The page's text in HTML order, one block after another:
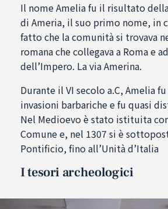
Il nome Amelia fu il risultato
di Ameria, il suo primo nome, in
fatto che la comunità si trovava
romana che collegava a Roma e
dell’Impero. La via Amerina.
Durante il VI secolo a.C, Amelia
invasioni barbariche e fu quasi
Nel Medioevo è stato istituita
Comune e, nel 1307 si è
Pontificio, fino all’Unità d’Italia
I tesori archeologici